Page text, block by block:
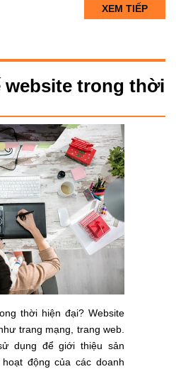
XEM TIẾP
website trong thời
thời hiện đại? Website
trang mạng, trang web.
dụng để giới thiệu sản
động của các doanh